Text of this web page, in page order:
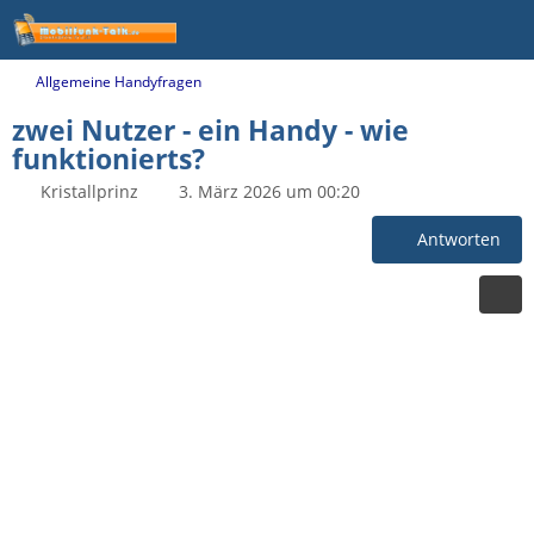
Allgemeine Handyfragen
zwei Nutzer - ein Handy - wie
funktionierts?
Kristallprinz 3. März 2026 um 00:20
Antworten